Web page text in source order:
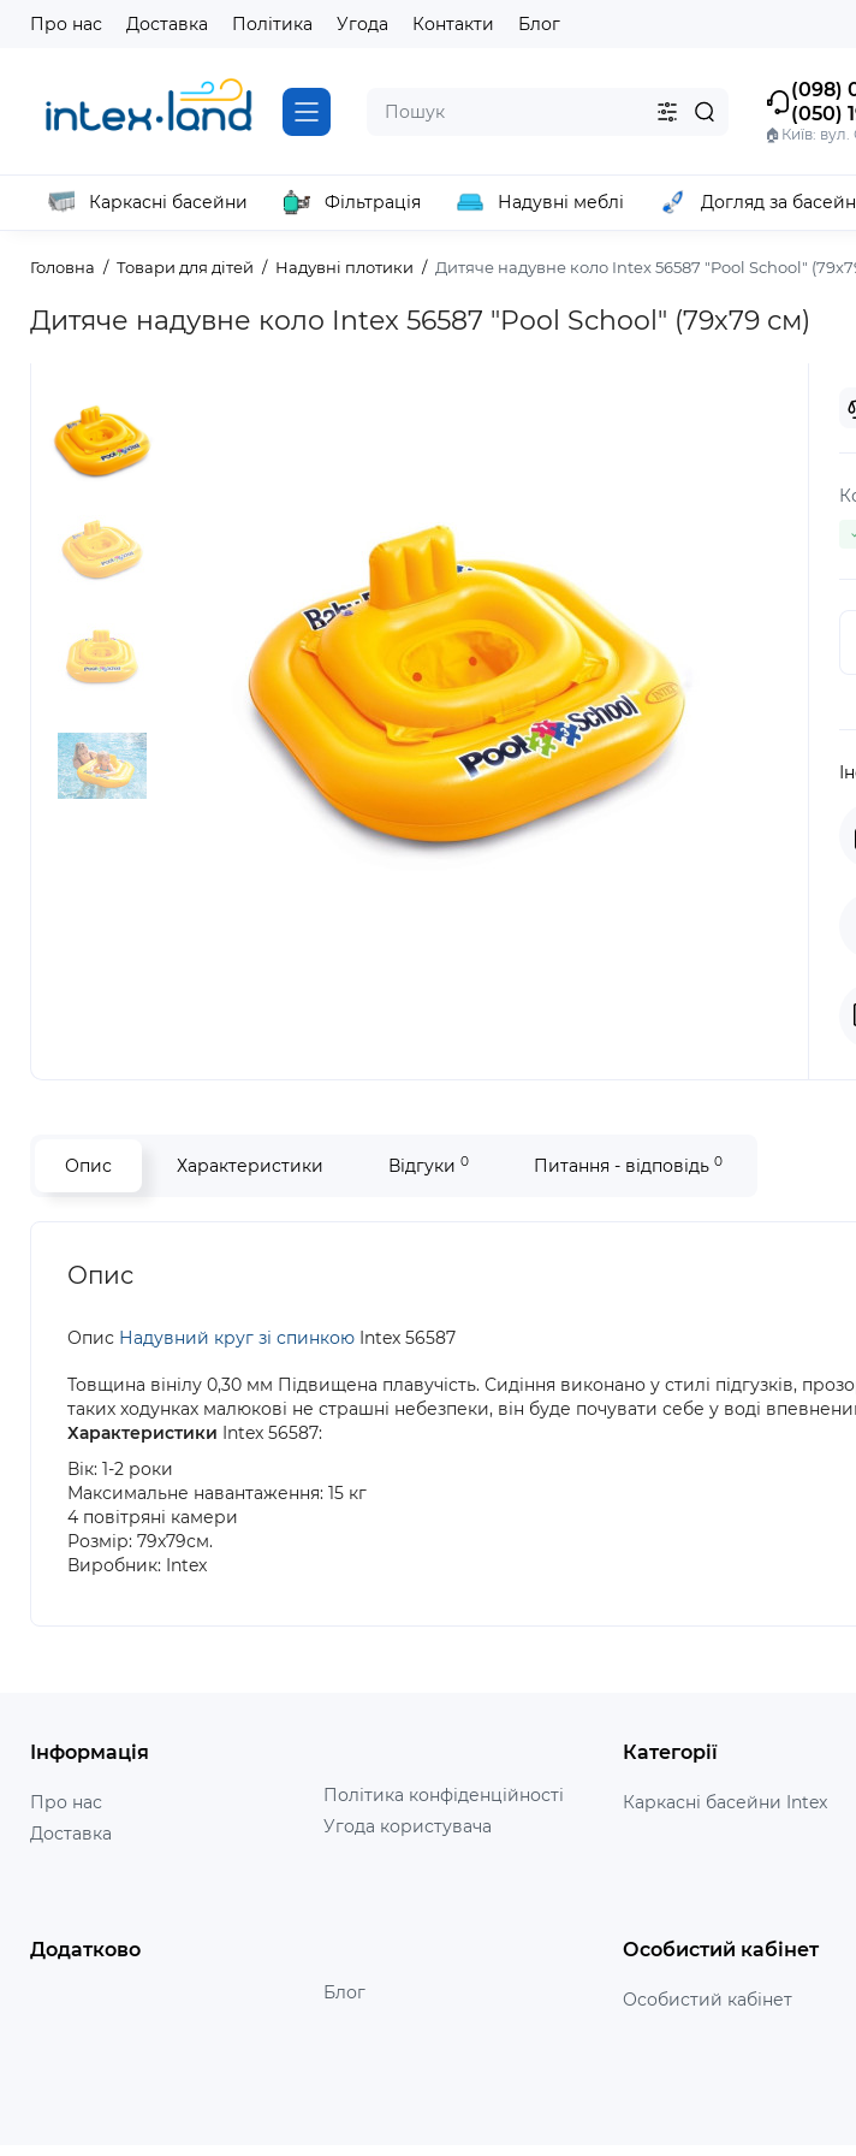
Про нас Доставка Політика Угода Контакти Блог
(098)
(050)
🏠Київ:
Каркасні басейни Фільтрація Надувні меблі Догляд за
Головна Товари для дітей Надувні плотики Дитяче надувне коло Intex 56587 "Pool School"
Дитяче надувне коло Intex 56587 "Pool School" (79х79 см)
Опис Характеристики Відгуки 0 Питання - відповідь 0
Опис
Опис Надувний круг зі спинкою Intex 56587
Товщина вінілу 0,30 мм Підвищена плавучість. Сидіння виконано у стилі підгузків,
таких ходунках малюкові не страшні небезпеки, він буде почувати себе у воді
Характеристики Intex 56587:
Вік: 1-2 роки
Максимальне навантаження: 15 кг
4 повітряні камери
Розмір: 79х79см.
Виробник: Intex
Інформація
Про нас
Доставка
Політика конфіденційності
Угода користувача
Категорії
Каркасні басейни Intex
Додатково
Блог
Особистий кабінет
Особистий кабінет